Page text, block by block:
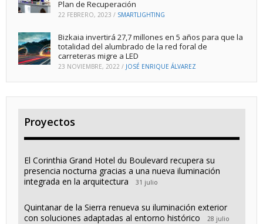
Plan de Recuperación
22 FEBRERO, 2023 / SMARTLIGHTING
Bizkaia invertirá 27,7 millones en 5 años para que la
totalidad del alumbrado de la red foral de
carreteras migre a LED
23 NOVIEMBRE, 2022 / JOSÉ ENRIQUE ÁLVAREZ
Proyectos
El Corinthia Grand Hotel du Boulevard recupera su
presencia nocturna gracias a una nueva iluminación
integrada en la arquitectura
31 julio
Quintanar de la Sierra renueva su iluminación exterior
con soluciones adaptadas al entorno histórico
28 julio